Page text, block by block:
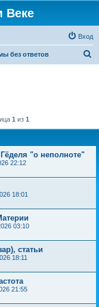
Веке
Вход
без ответов
1 из 1
"о неполноте"
22:12
18:01
03:10
статьи
18:11
21:55